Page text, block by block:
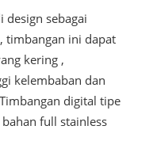
design sebagai
timbangan ini dapat
kering ,
kelembaban dan
digital tipe
full stainless